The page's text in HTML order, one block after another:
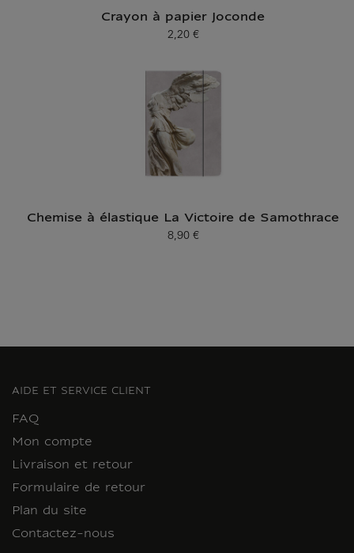
Crayon à papier Joconde
Prix ​​actuel
2,20 €
Chemise à élastique La Victoire de Samothrace
Prix ​​actuel
8,90 €
AIDE ET SERVICE CLIENT
FAQ
Mon compte
Livraison et retour
Formulaire de retour
Plan du site
Contactez-nous